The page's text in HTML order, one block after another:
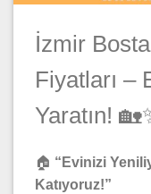
İzmir
Fiyatları –
Yaratın!
🏠 “Evinizi
Katıyoruz!”